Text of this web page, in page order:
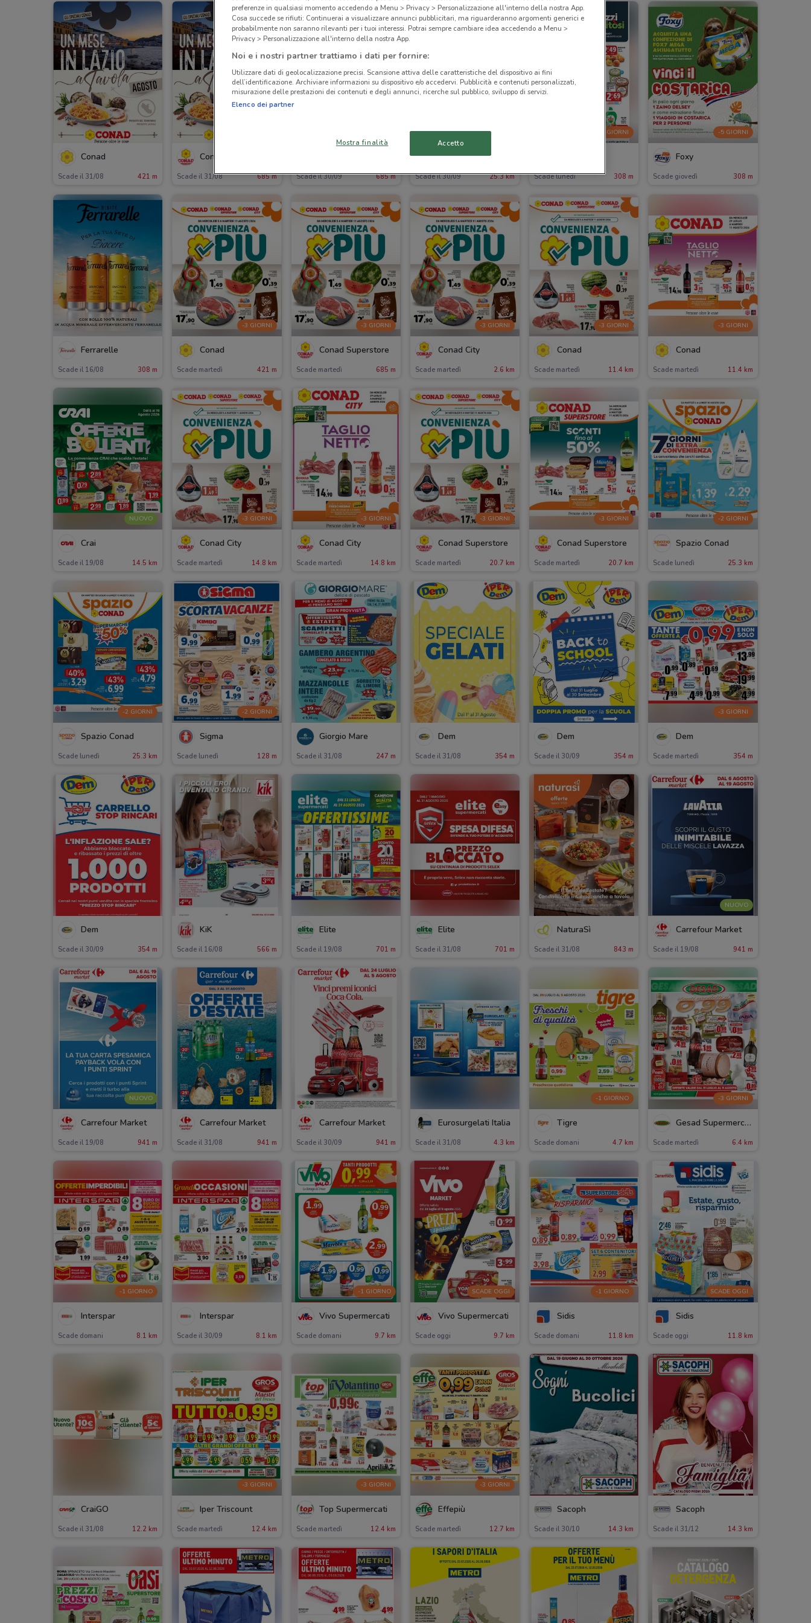
Conad
Scade il 31/08 421 m
Conad Superstore
Scade il 31/08 685 m Scade il 30/09 685 m
Spazio Conad
Scade il 30/09 25.3 km
-2 GIORNI
Scade lunedì 308 m
-5 GIORNI
Foxy
Scade giovedì 308 m
Ferrarelle
Scade il 16/08 308 m
-3 GIORNI
Conad
Scade martedì 421 m
-3 GIORNI
Conad Superstore
Scade martedì 685 m
-3 GIORNI
Conad City
Scade martedì 2.6 km
-3 GIORNI
Conad
Scade martedì 11.4 km
-3 GIORNI
Conad
Scade martedì 11.4 km
NUOVO
Crai
Scade il 19/08 14.5 km
-3 GIORNI
Conad City
Scade martedì 14.8 km
-3 GIORNI
Conad City
Scade martedì 14.8 km
-3 GIORNI
Conad Superstore
Scade martedì 20.7 km
-3 GIORNI
Conad Superstore
Scade martedì 20.7 km
-2 GIORNI
Spazio Conad
Scade lunedì 25.3 km
-2 GIORNI
Spazio Conad
Scade lunedì 25.3 km
-2 GIORNI
Sigma
Scade lunedì 128 m
Giorgio Mare
Scade il 31/08 247 m
Dem
Scade il 31/08 354 m
Dem
Scade il 30/09 354 m
-3 GIORNI
Dem
Scade martedì 354 m
Dem
Scade il 30/09 354 m
KiK
Scade il 16/08 566 m
Elite
Scade il 19/08 701 m
Elite
Scade il 31/08 701 m
NaturaSì
Scade il 31/08 843 m
NUOVO
Carrefour Market
Scade il 19/08 941 m
NUOVO
Carrefour Market
Scade il 19/08 941 m
Carrefour Market
Scade il 31/08 941 m
Carrefour Market
Scade il 30/09 941 m
Eurosurgelati Italia
Scade il 31/08 4.3 km
-1 GIORNO
Tigre
Scade domani 4.7 km
-3 GIORNI
Gesad Supermercati
Scade martedì 6.4 km
-1 GIORNO
Interspar
Scade domani 8.1 km
Interspar
Scade il 30/09 8.1 km
-1 GIORNO
Vivo Supermercati
Scade domani 9.7 km
SCADE OGGI
Vivo Supermercati
Scade oggi 9.7 km
-1 GIORNO
Sidis
Scade domani 11.8 km
SCADE OGGI
Sidis
Scade oggi 11.8 km
CraiGO
Scade il 31/08 12.2 km
-3 GIORNI
Iper Triscount
Scade martedì 12.4 km
-3 GIORNI
Top Supermercati
Scade martedì 12.4 km
-3 GIORNI
Effepiù
Scade martedì 12.7 km
Sacoph
Scade il 30/10 14.3 km
Sacoph
Scade il 31/12 14.3 km
preferenze in qualsiasi momento accedendo a Menu > Privacy > Personalizzazione all'interno della nostra App.
Cosa succede se rifiuti: Continuerai a visualizzare annunci pubblicitari, ma riguarderanno argomenti generici e
probabilmente non saranno rilevanti per i tuoi interessi. Potrai sempre cambiare idea accedendo a Menu >
Privacy > Personalizzazione all'interno della nostra App.
Noi e i nostri partner trattiamo i dati per fornire:
Utilizzare dati di geolocalizzazione precisi. Scansione attiva delle caratteristiche del dispositivo ai fini
dell’identificazione. Archiviare informazioni su dispositivo e/o accedervi. Pubblicità e contenuti personalizzati,
misurazione delle prestazioni dei contenuti e degli annunci, ricerche sul pubblico, sviluppo di servizi.
Elenco dei partner
Mostra finalità Accetto